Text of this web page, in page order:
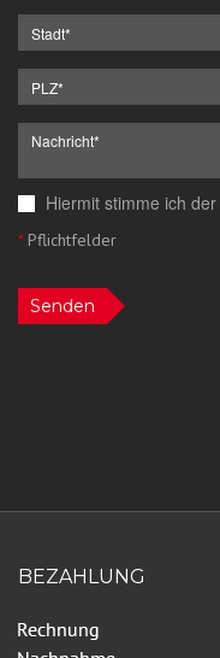
Hiermit stimme ich der
*Pflichtfelder
Senden
BEZAHLUNG